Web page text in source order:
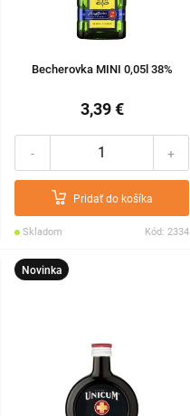
Becherovka MINI 0,05l 38%
3,39 €
- +
Pridať do košíka
Skladom Kód: 2334
Novinka